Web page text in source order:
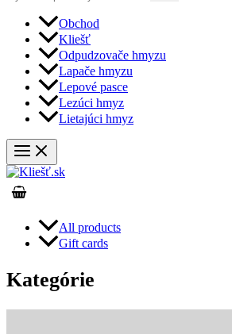
Obchod
Kliešť
Odpudzovače hmyzu
Lapače hmyzu
Lepové pasce
Lezúci hmyz
Lietajúci hmyz
All products
Gift cards
Kategórie